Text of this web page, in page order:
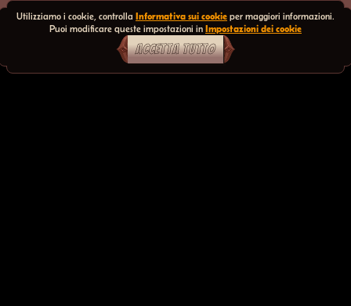
Utilizziamo i cookie, controlla Informativa sui cookie per maggiori informazioni.
Puoi modificare queste impostazioni in Impostazioni dei cookie
ACCETTA TUTTO